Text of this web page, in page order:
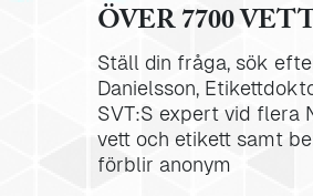
ÖVER 7700
Ställ din fråga, sök
Danielsson,
SVT:S expert vid flera
vett och etikett samt
förblir anonym